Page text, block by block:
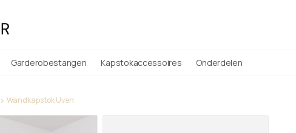
Garderobestangen Kapstokaccessoires Onderdelen
Wandkapstok Uven